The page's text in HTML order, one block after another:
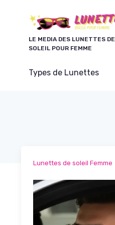
LE MEDIA DES LUNETTES DE
SOLEIL POUR FEMME
Types de Lunettes
Lunettes de soleil Femme